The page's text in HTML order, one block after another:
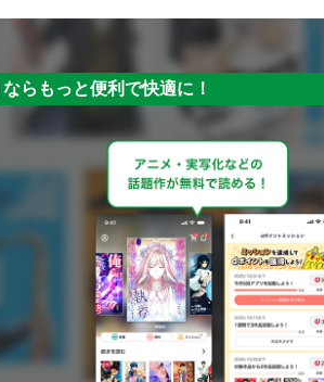
らもっと便利で快適に！